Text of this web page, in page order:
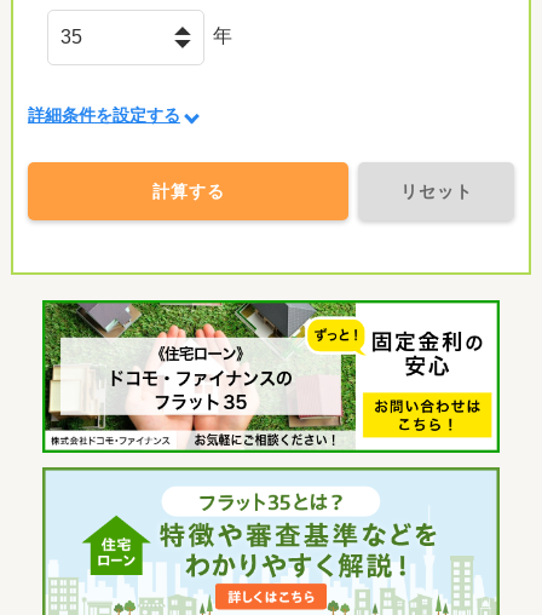
年
詳細条件を設定する
計算する リセット